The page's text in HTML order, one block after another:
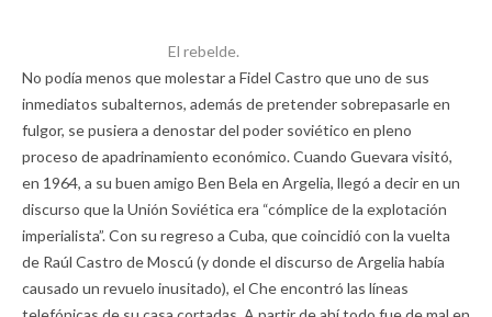
El rebelde.
No podía menos que molestar a Fidel Castro que uno de sus
inmediatos subalternos, además de pretender sobrepasarle en
fulgor, se pusiera a denostar del poder soviético en pleno
proceso de apadrinamiento económico. Cuando Guevara visitó,
en 1964, a su buen amigo Ben Bela en Argelia, llegó a decir en un
discurso que la Unión Soviética era “cómplice de la explotación
imperialista”. Con su regreso a Cuba, que coincidió con la vuelta
de Raúl Castro de Moscú (y donde el discurso de Argelia había
causado un revuelo inusitado), el Che encontró las líneas